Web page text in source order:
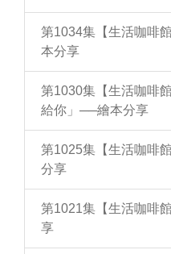
第1034集【生活咖啡
本分享
第1030集【生活咖啡
給你」──繪本分享
第1025集【生活咖啡
分享
第1021集【生活咖啡
享